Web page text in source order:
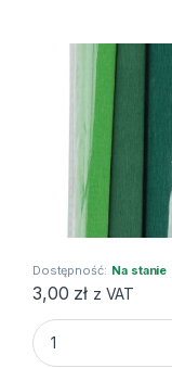
Dostępność: Na stanie
3,00 zł z VAT
BIBUŁA